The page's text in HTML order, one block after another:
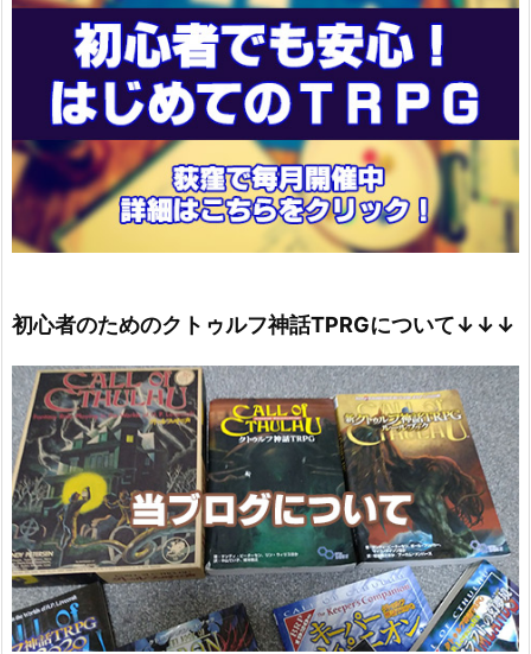
初心者のためのクトゥルフ神話TPRGについて↓↓↓